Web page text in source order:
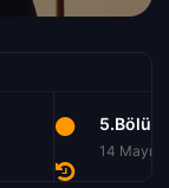
5.Bölüm
14 Mayıs